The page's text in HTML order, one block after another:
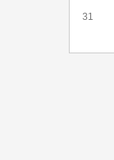
31